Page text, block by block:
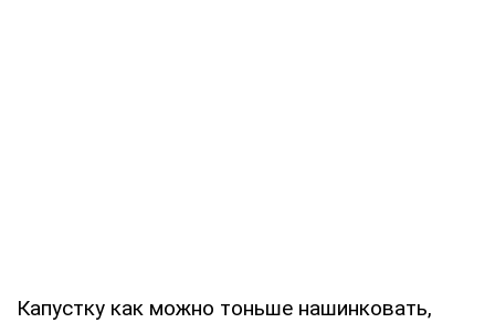
Капустку как можно тоньше нашинковать,